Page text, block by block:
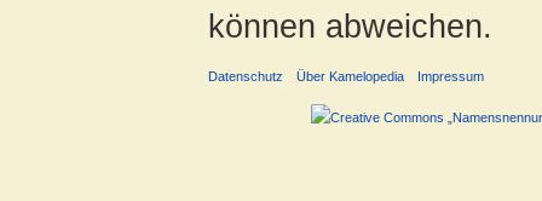
können abweichen.
Datenschutz Über Kamelopedia Impressum